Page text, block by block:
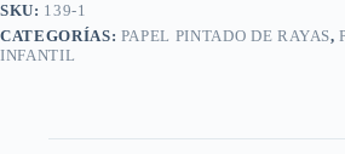
SKU: 139-1
CATEGORÍAS: PAPEL PINTADO DE RAYAS,
INFANTIL